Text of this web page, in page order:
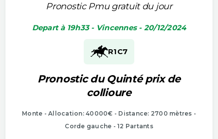
Pronostic Pmu gratuit du jour
Depart à 19h33 - Vincennes - 20/12/2024
R1C7
Pronostic du Quinté prix de
collioure
Monte - Allocation: 40000€ - Distance: 2700 mètres -
Corde gauche - 12 Partants